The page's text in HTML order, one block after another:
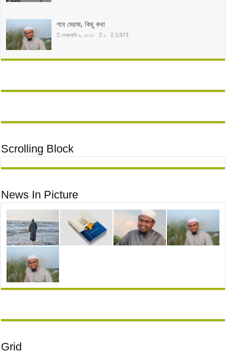
শবে মেরাজ, কিছু কথা
ফেব্রুয়ারি ৬, ২০২৩ ১ 3,973
Scrolling Block
News In Picture
Grid